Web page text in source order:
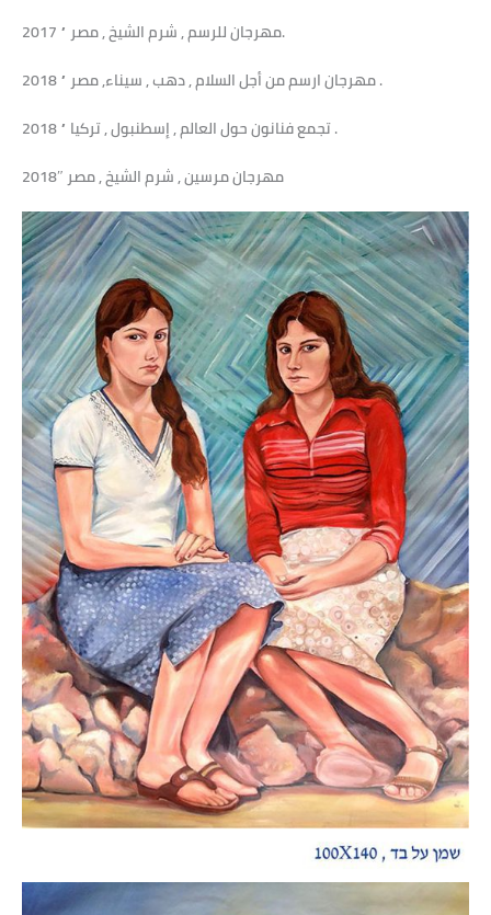
2017 ” مهرجان للرسم , شرم الشيخ , مصر.
2018 ” مهرجان ارسم من أجل السلام , دهب , سيناء, مصر .
2018 ” تجمع فنانون حول العالم , إسطنبول , تركيا .